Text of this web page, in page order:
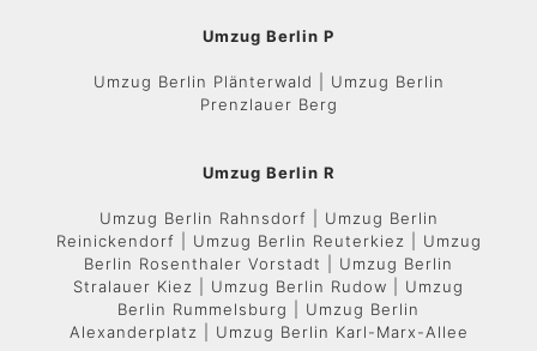
Umzug Berlin P
Umzug Berlin Plänterwald | Umzug Berlin
Prenzlauer Berg
Umzug Berlin R
Umzug Berlin Rahnsdorf | Umzug Berlin
Reinickendorf | Umzug Berlin Reuterkiez | Umzug
Berlin Rosenthaler Vorstadt | Umzug Berlin
Stralauer Kiez | Umzug Berlin Rudow | Umzug
Berlin Rummelsburg | Umzug Berlin
Alexanderplatz | Umzug Berlin Karl-Marx-Allee